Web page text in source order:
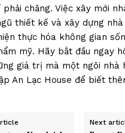
chăng. Việc xây mới
thiết kế và xây dựng
thực hóa không gian
mỹ. Hãy bắt đầu ngay
giá trị mà một ngôi nhà
An Lạc House để biết
Next